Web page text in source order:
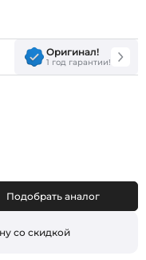
Оригинал!
1 год гарантии!
Подобрать аналог
со скидкой